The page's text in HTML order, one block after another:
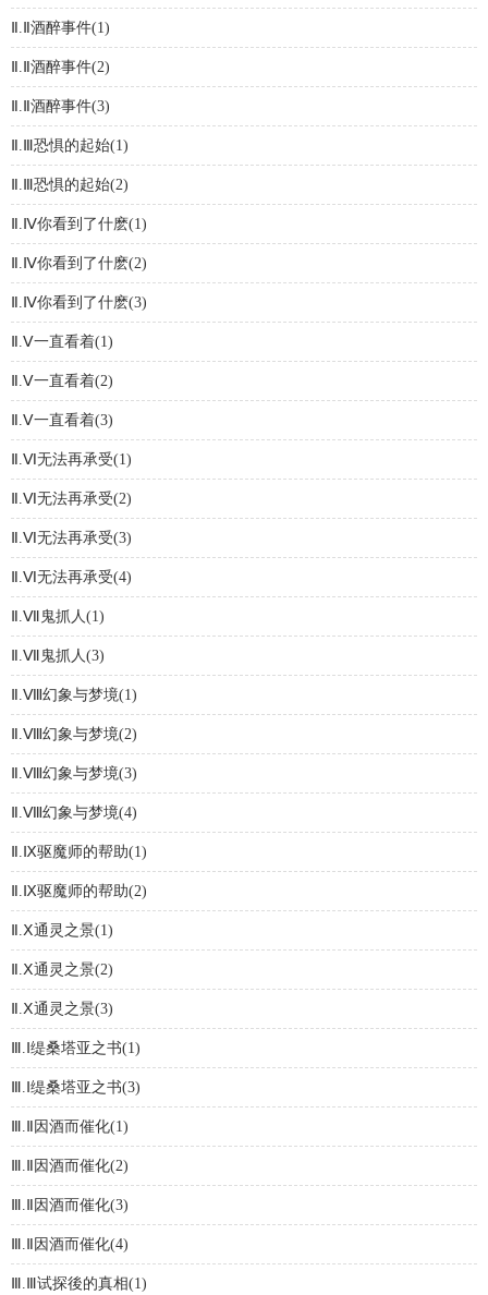
Ⅱ.Ⅱ酒醉事件(1)
Ⅱ.Ⅱ酒醉事件(2)
Ⅱ.Ⅱ酒醉事件(3)
Ⅱ.Ⅲ恐惧的起始(1)
Ⅱ.Ⅲ恐惧的起始(2)
Ⅱ.Ⅳ你看到了什麽(1)
Ⅱ.Ⅳ你看到了什麽(2)
Ⅱ.Ⅳ你看到了什麽(3)
Ⅱ.Ⅴ一直看着(1)
Ⅱ.Ⅴ一直看着(2)
Ⅱ.Ⅴ一直看着(3)
Ⅱ.Ⅵ无法再承受(1)
Ⅱ.Ⅵ无法再承受(2)
Ⅱ.Ⅵ无法再承受(3)
Ⅱ.Ⅵ无法再承受(4)
Ⅱ.Ⅶ鬼抓人(1)
Ⅱ.Ⅶ鬼抓人(3)
Ⅱ.Ⅷ幻象与梦境(1)
Ⅱ.Ⅷ幻象与梦境(2)
Ⅱ.Ⅷ幻象与梦境(3)
Ⅱ.Ⅷ幻象与梦境(4)
Ⅱ.Ⅸ驱魔师的帮助(1)
Ⅱ.Ⅸ驱魔师的帮助(2)
Ⅱ.Ⅹ通灵之景(1)
Ⅱ.Ⅹ通灵之景(2)
Ⅱ.Ⅹ通灵之景(3)
Ⅲ.Ⅰ缇桑塔亚之书(1)
Ⅲ.Ⅰ缇桑塔亚之书(3)
Ⅲ.Ⅱ因酒而催化(1)
Ⅲ.Ⅱ因酒而催化(2)
Ⅲ.Ⅱ因酒而催化(3)
Ⅲ.Ⅱ因酒而催化(4)
Ⅲ.Ⅲ试探後的真相(1)